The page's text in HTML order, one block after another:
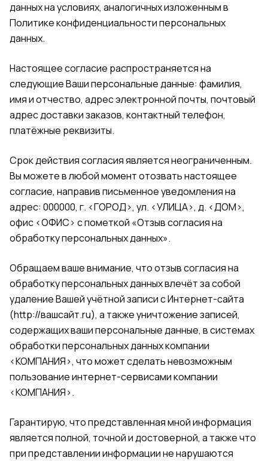
данных на условиях, аналогичных изложенным в
Политике конфиденциальности персональных
данных.
Настоящее согласие распространяется на
следующие Ваши персональные данные: фамилия,
имя и отчество, адрес электронной почты, почтовый
адрес доставки заказов, контактный телефон,
платёжные реквизиты.
Срок действия согласия является неограниченным.
Вы можете в любой момент отозвать настоящее
согласие, направив письменное уведомления на
адрес: 000000, г. <ГОРОД>, ул. <УЛИЦА>, д. <ДОМ>,
офис <ОФИС> с пометкой «Отзыв согласия на
обработку персональных данных».
Обращаем ваше внимание, что отзыв согласия на
обработку персональных данных влечёт за собой
удаление Вашей учётной записи с Интернет-сайта
(http://вашсайт.ru), а также уничтожение записей,
содержащих ваши персональные данные, в системах
обработки персональных данных компании
<КОМПАНИЯ>, что может сделать невозможным
пользование интернет-сервисами компании
<КОМПАНИЯ>.
Гарантирую, что представленная мной информация
является полной, точной и достоверной, а также что
при представлении информации не нарушаются